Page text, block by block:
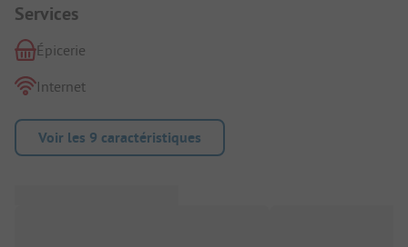
Services
Épicerie
Internet
Voir les 9 caractéristiques